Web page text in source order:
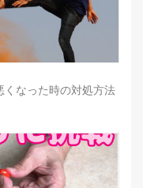
くなった時の対処方法